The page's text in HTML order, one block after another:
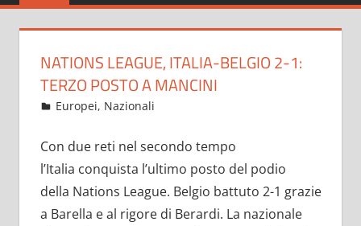
del
solo
NATIONS LEAGUE, ITALIA-BELGIO 2-1:
TERZO POSTO A MANCINI
Ottobre 11, 2021
admin
Europei, Nazionali
Con due reti nel secondo tempo
l’Italia conquista l’ultimo posto del podio
della Nations League. Belgio battuto 2-1 grazie
a Barella e al rigore di Berardi. La nazionale